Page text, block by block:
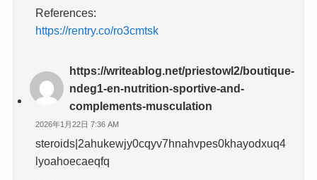
References:
https://rentry.co/ro3cmtsk
https://writeablog.net/priestowl2/boutique-
ndeg1-en-nutrition-sportive-and-
complements-musculation
2026年1月22日 7:36 AM
steroids|2ahukewjy0cqyv7hnahvpes0khayodxuq4
lyoahoecaeqfq